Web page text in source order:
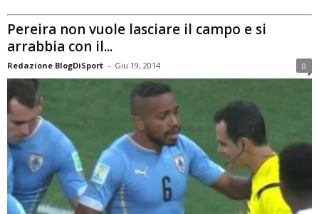
Pereira non vuole lasciare il campo e si
arrabbia con il...
Redazione BlogDiSport - Giu 19, 2014 0